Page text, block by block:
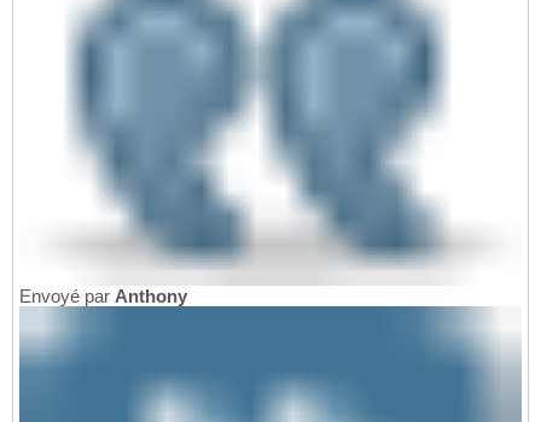
Envoyé par Anthony